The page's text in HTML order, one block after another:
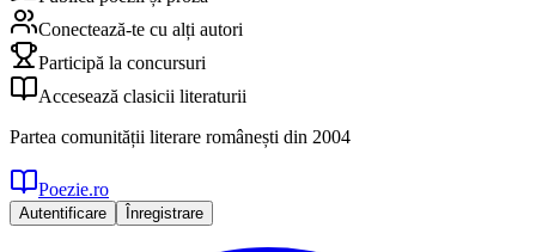
Conectează-te cu alți autori
Participă la concursuri
Accesează clasicii literaturii
Partea comunității literare românești din 2004
Poezie.ro
Autentificare Înregistrare